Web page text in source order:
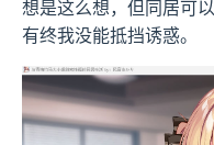
想是这么想，但同居可
有终我没能抵挡诱惑。